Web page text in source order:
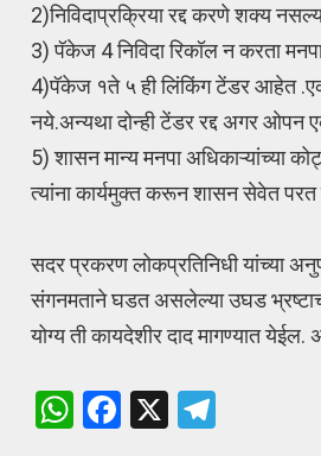
2)निविदाप्रक्रिया रद्द करणे शक्य
3) पॅकेज 4 निविदा रिकॉल न करता मनपा
4)पॅकेज १ते ५ ही लिंकिंग टेंडर आहेत
नये.अन्यथा दोन्ही टेंडर रद्द अगर ओपन
5) शासन मान्य मनपा अधिकाऱ्यांच्या
त्यांना कार्यमुक्त करून शासन सेवेत परत
सदर प्रकरण लोकप्रतिनिधी यांच्या
संगनमताने घडत असलेल्या उघड
योग्य ती कायदेशीर दाद मागण्यात येईल.
W F
X